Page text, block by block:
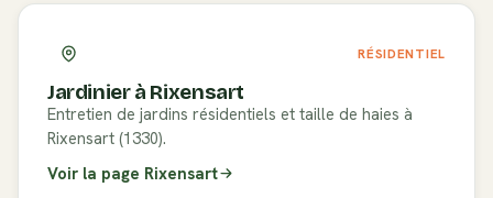
RÉSIDENTIEL
Jardinier à Rixensart
Entretien de jardins résidentiels et taille de haies à
Rixensart (1330).
Voir la page Rixensart